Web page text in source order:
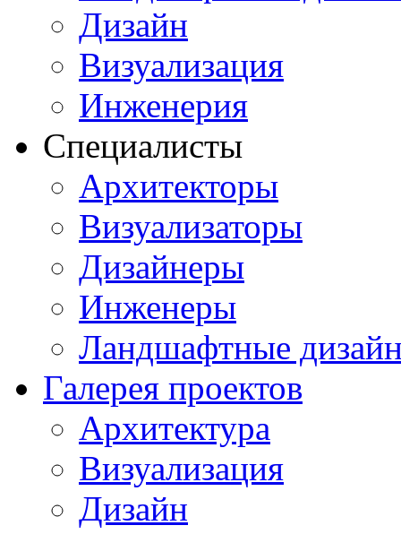
Дизайн
Визуализация
Инженерия
Специалисты
Архитекторы
Визуализаторы
Дизайнеры
Инженеры
Ландшафтные
Галерея проектов
Архитектура
Визуализация
Дизайн